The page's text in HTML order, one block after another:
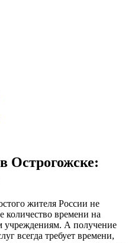
Острогожске:
жителя России не
количество времени на
учреждениям. А получение
всегда требует времени,